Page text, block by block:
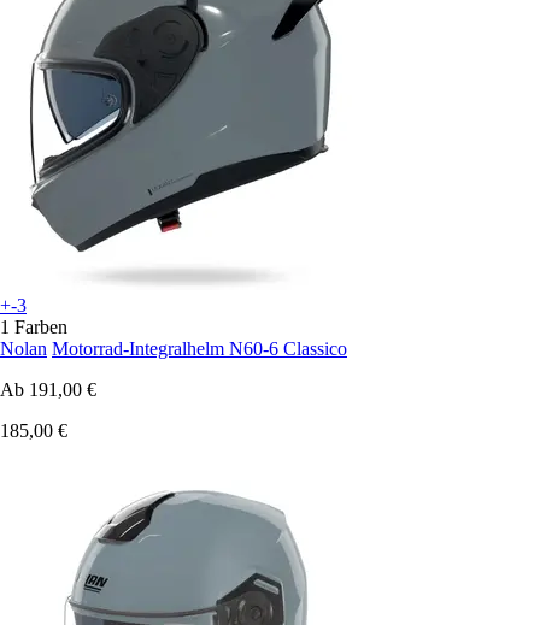
+-3
1 Farben
Nolan Motorrad-Integralhelm N60-6 Classico
Ab 191,00 €
185,00 €